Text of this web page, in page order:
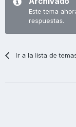
Este tema
respuestas.
Ir a la lista de